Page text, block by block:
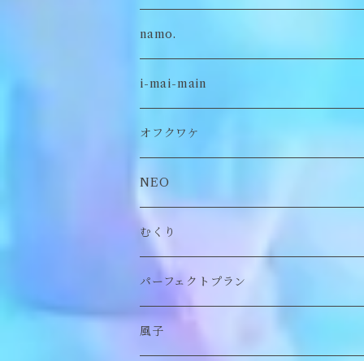
namo.
古着
オリジナル
i-mai-main
ビスチェ
付け襟
帽子
スヌード
チョーカー/ネックレス
オフクワケ
トップス
アウター
付け襟
bag/巾着
NEO
財布
ポーチ
bag/巾着
むくり
リング
ピアス/イヤリング
パーフェクトプラン
ワンピース
風子